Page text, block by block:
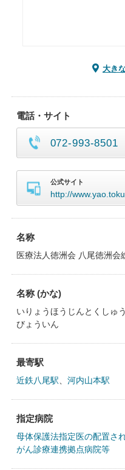
大き
電話・サイト
072-993-8501
公式サイト
http://
名称
医療法人徳洲会 八尾徳洲会
名称 (かな)
いりょうほうじんとくしゅ
びょういん
最寄駅
近鉄八尾駅 河内山本駅
指定病院
母体保護法指定医の配置さ
がん診療連携拠点病院等